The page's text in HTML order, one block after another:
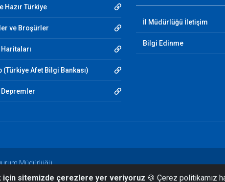
Hazır Türkiye
ve Broşürler
(Türkiye Afet Bilgi Bankası)
Depremler
İl Müdürlüğü İletişim
Bilgi Edinme
Müdürlüğü
için sitemizde çerezlere yer veriyoruz 🍪 Çerez politikamız